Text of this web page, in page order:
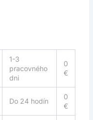
1-3
pracovného
dni
0
€
Do 24 hodín
0
€